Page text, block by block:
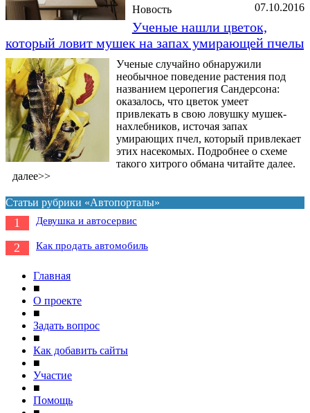
07.10.2016
Новость
Ученые нашли цветок,
который ловит мушек на запах умирающей пчелы
Ученые случайно обнаружили
необычное поведение растения под
названием церопегия Сандерсона:
оказалось, что цветок умеет
привлекать в свою ловушку мушек-
нахлебников, источая запах
умирающих пчел, который привлекает
этих насекомых. Подробнее о схеме
такого хитрого обмана читайте далее.
далее>>
Статьи рубрики «Автопорталы»
1 Девушка и автосервис
2 Как продать автомобиль
Главная
■
О проекте
■
Задать вопрос
■
Как добавить сайты
■
Участие
■
Помощь